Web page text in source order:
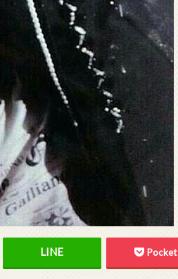
Pocket